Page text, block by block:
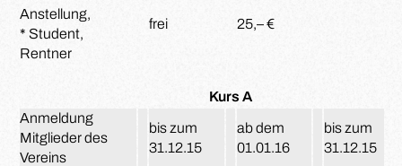
Anstellung,
* Student,
Rentner
frei 25,– €
Kurs A
Anmeldung
Mitglieder des
Vereins
bis zum
31.12.15
ab dem
01.01.16
bis zum
31.12.15